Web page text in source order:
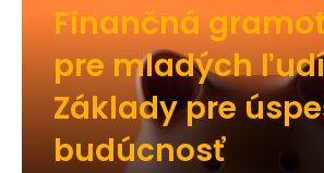
Finančná
pre mladých
Základy pre
budúcnosť